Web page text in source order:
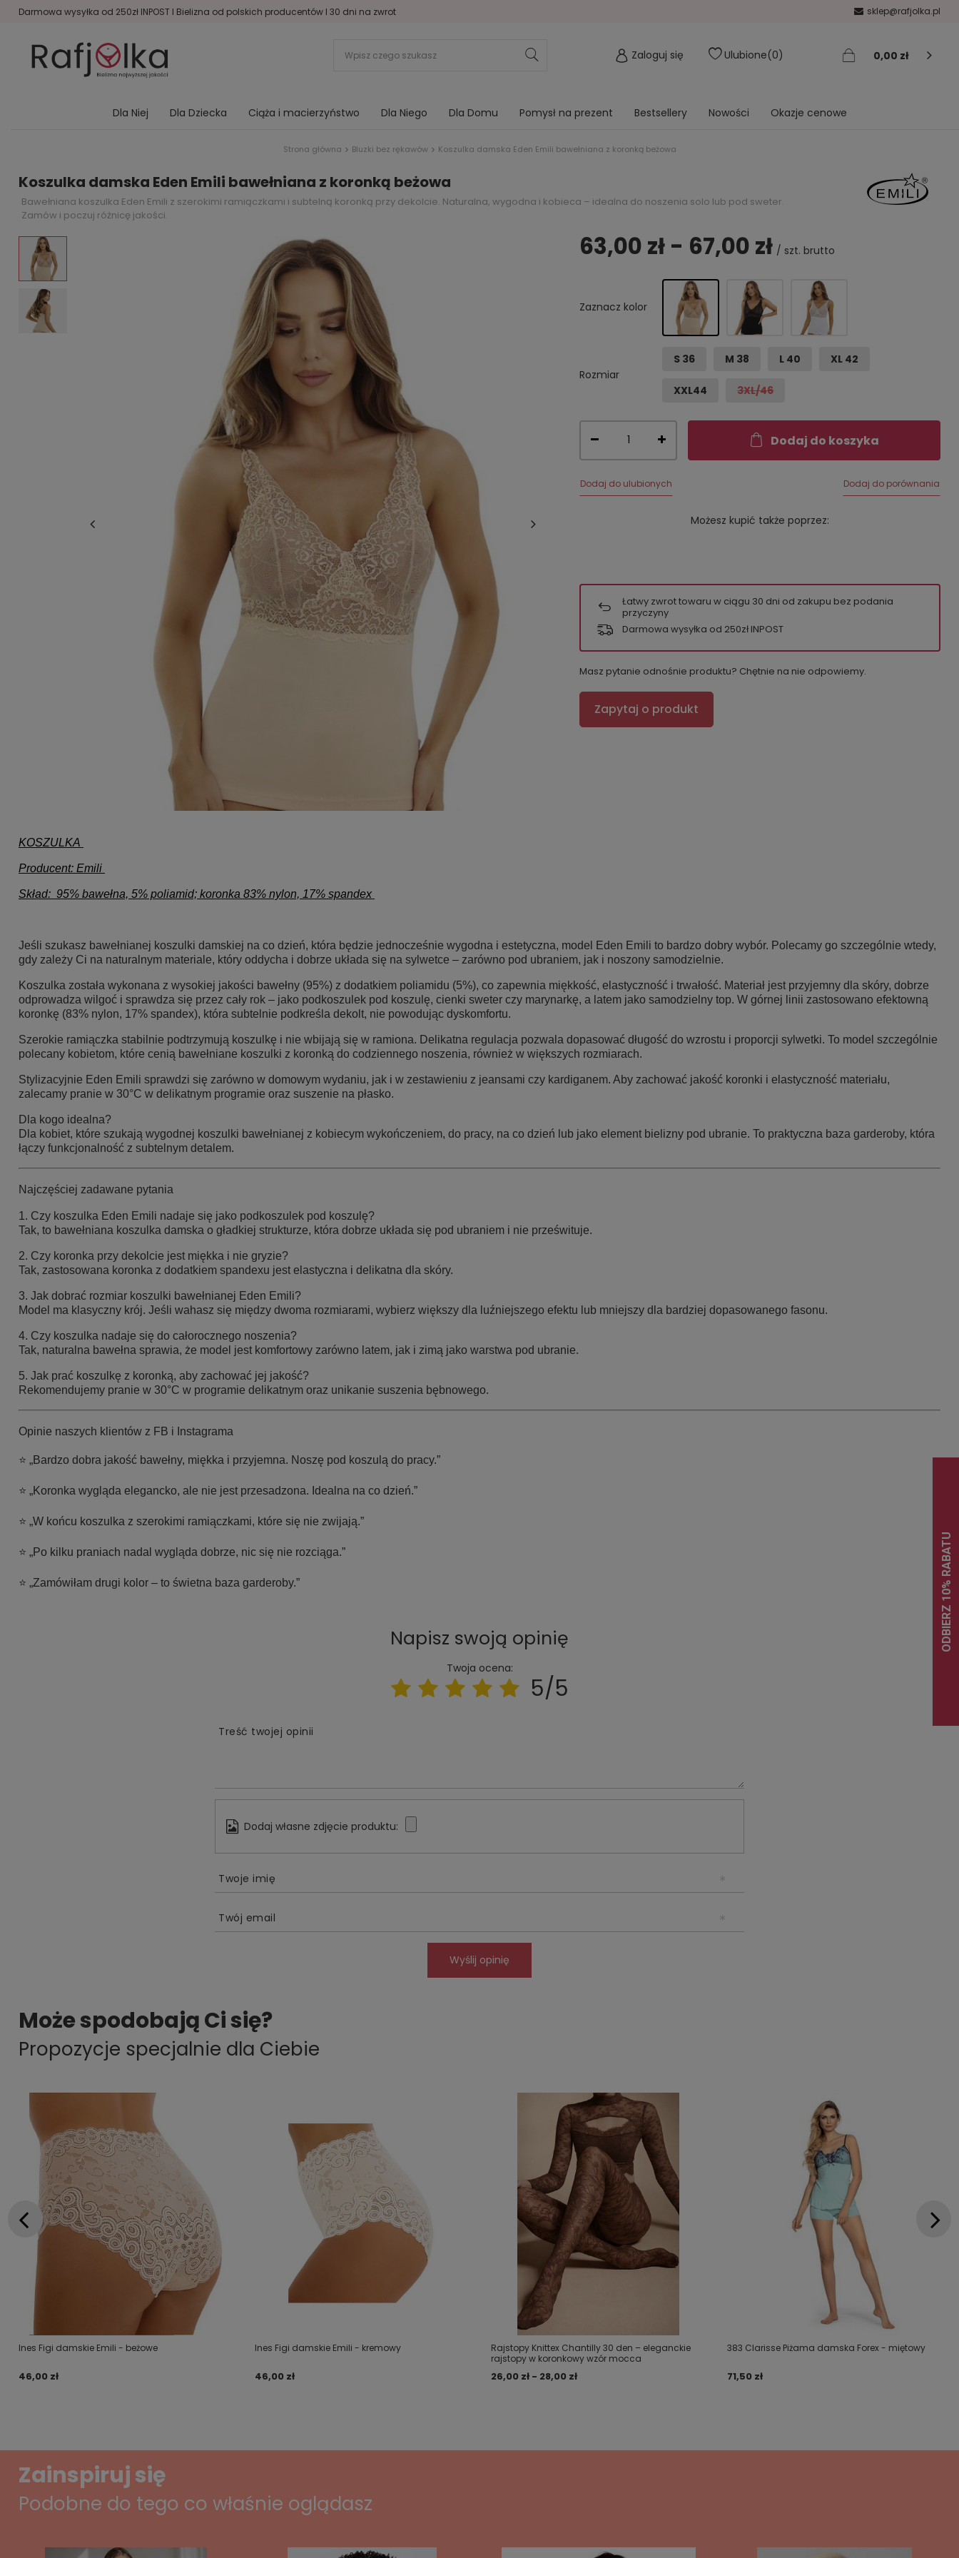
Darmowa wysyłka od 250zł INPOST I Bielizna od polskich producentów I 30 dni na zwrot sklep@rafjolka.pl
Zaloguj się Ulubione 0 0,00 zł
Dla Niej Dla Dziecka Ciąża i macierzyństwo Dla Niego Dla Domu Pomysł na prezent Bestsellery Nowości Okazje cenowe
Strona główna Bluzki bez rękawów Koszulka damska Eden Emili bawełniana z koronką beżowa
Koszulka damska Eden Emili bawełniana z koronką beżowa
Bawełniana koszulka Eden Emili z szerokimi ramiączkami i subtelną koronką przy dekolcie. Naturalna, wygodna i kobieca – idealna do noszenia solo lub pod sweter.
Zamów i poczuj różnicę jakości.
63,00 zł - 67,00 zł / szt. brutto
Zaznacz kolor
Rozmiar
S 36 M 38 L 40 XL 42
XXL44 3XL/46
Dodaj do koszyka
Dodaj do ulubionych Dodaj do porównania
Możesz kupić także poprzez:
Łatwy zwrot towaru w ciągu 30 dni od zakupu bez podania
przyczyny
Darmowa wysyłka od 250zł INPOST
Masz pytanie odnośnie produktu? Chętnie na nie odpowiemy.
Zapytaj o produkt
KOSZULKA
Producent: Emili
Skład: 95% bawełna, 5% poliamid; koronka 83% nylon, 17% spandex
Jeśli szukasz bawełnianej koszulki damskiej na co dzień, która będzie jednocześnie wygodna i estetyczna, model Eden Emili to bardzo dobry wybór. Polecamy go szczególnie wtedy,
gdy zależy Ci na naturalnym materiale, który oddycha i dobrze układa się na sylwetce – zarówno pod ubraniem, jak i noszony samodzielnie.
Koszulka została wykonana z wysokiej jakości bawełny (95%) z dodatkiem poliamidu (5%), co zapewnia miękkość, elastyczność i trwałość. Materiał jest przyjemny dla skóry, dobrze
odprowadza wilgoć i sprawdza się przez cały rok – jako podkoszulek pod koszulę, cienki sweter czy marynarkę, a latem jako samodzielny top. W górnej linii zastosowano efektowną
koronkę (83% nylon, 17% spandex), która subtelnie podkreśla dekolt, nie powodując dyskomfortu.
Szerokie ramiączka stabilnie podtrzymują koszulkę i nie wbijają się w ramiona. Delikatna regulacja pozwala dopasować długość do wzrostu i proporcji sylwetki. To model szczególnie
polecany kobietom, które cenią bawełniane koszulki z koronką do codziennego noszenia, również w większych rozmiarach.
Stylizacyjnie Eden Emili sprawdzi się zarówno w domowym wydaniu, jak i w zestawieniu z jeansami czy kardiganem. Aby zachować jakość koronki i elastyczność materiału,
zalecamy pranie w 30°C w delikatnym programie oraz suszenie na płasko.
Dla kogo idealna?
Dla kobiet, które szukają wygodnej koszulki bawełnianej z kobiecym wykończeniem, do pracy, na co dzień lub jako element bielizny pod ubranie. To praktyczna baza garderoby, która
łączy funkcjonalność z subtelnym detalem.
Najczęściej zadawane pytania
1. Czy koszulka Eden Emili nadaje się jako podkoszulek pod koszulę?
Tak, to bawełniana koszulka damska o gładkiej strukturze, która dobrze układa się pod ubraniem i nie prześwituje.
2. Czy koronka przy dekolcie jest miękka i nie gryzie?
Tak, zastosowana koronka z dodatkiem spandexu jest elastyczna i delikatna dla skóry.
3. Jak dobrać rozmiar koszulki bawełnianej Eden Emili?
Model ma klasyczny krój. Jeśli wahasz się między dwoma rozmiarami, wybierz większy dla luźniejszego efektu lub mniejszy dla bardziej dopasowanego fasonu.
4. Czy koszulka nadaje się do całorocznego noszenia?
Tak, naturalna bawełna sprawia, że model jest komfortowy zarówno latem, jak i zimą jako warstwa pod ubranie.
5. Jak prać koszulkę z koronką, aby zachować jej jakość?
Rekomendujemy pranie w 30°C w programie delikatnym oraz unikanie suszenia bębnowego.
Opinie naszych klientów z FB i Instagrama
⭐ „Bardzo dobra jakość bawełny, miękka i przyjemna. Noszę pod koszulą do pracy.”
⭐ „Koronka wygląda elegancko, ale nie jest przesadzona. Idealna na co dzień.”
⭐ „W końcu koszulka z szerokimi ramiączkami, które się nie zwijają.”
⭐ „Po kilku praniach nadal wygląda dobrze, nic się nie rozciąga.”
⭐ „Zamówiłam drugi kolor – to świetna baza garderoby.”
Napisz swoją opinię
Twoja ocena:
5/5
Treść twojej opinii
Dodaj własne zdjęcie produktu:
Twoje imię
Twój email
Wyślij opinię
Może spodobają Ci się?
Propozycje specjalnie dla Ciebie
Ines Figi damskie Emili - beżowe
46,00 zł
Ines Figi damskie Emili - kremowy
46,00 zł
Rajstopy Knittex Chantilly 30 den – eleganckie
rajstopy w koronkowy wzór mocca
26,00 zł - 28,00 zł
383 Clarisse Piżama damska Forex - miętowy
71,50 zł
Zainspiruj się
Podobne do tego co właśnie oglądasz